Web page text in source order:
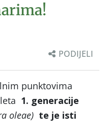
PODIJELI
punktovima
1. generacije
oleae) te je isti